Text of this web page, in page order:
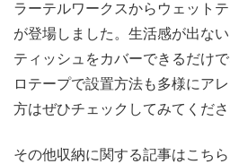
ラーテルワークスからウェット
が登場しました。生活感が出な
ティッシュをカバーできるだけ
ロテープで設置方法も多様にア
方はぜひチェックしてみてくださ
その他収納に関する記事はこちら